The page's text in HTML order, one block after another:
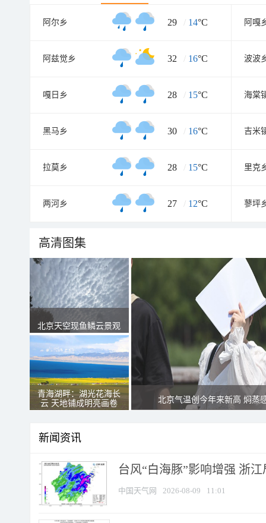
阿尔乡 29 / 14°C 阿嘎
阿兹觉乡 32 / 16°C 波波
嘎日乡 28 / 15°C 海棠
黑马乡 30 / 16°C 吉米
拉莫乡 28 / 15°C 里克
两河乡 27 / 12°C 蓼坪
高清图集
北京天空现鱼鳞云景观
青海湖畔：湖光花海长
云 天地铺成明亮画卷
北京气温创今年来新高 焖蒸
新闻资讯
台风“白海豚”影响增强 浙
中国天气网 2026-08-09 11:01